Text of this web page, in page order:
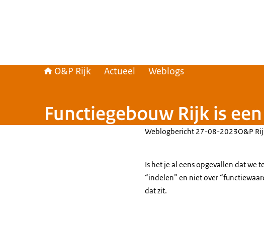
O&P Rijk Actueel Weblogs
Functiegebouw Rijk is
Weblogbericht 27-08-2023O&P
Is het je al eens opgevallen dat we
“indelen” en niet over
dat zit.